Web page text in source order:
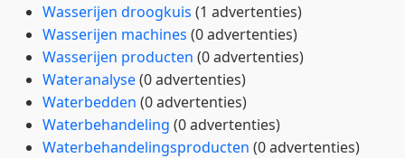
Wasserijen droogkuis (1 advertenties)
Wasserijen machines (0 advertenties)
Wasserijen producten (0 advertenties)
Wateranalyse(0 advertenties)
Waterbedden (0 advertenties)
Waterbehandeling (0 advertenties)
Waterbehandelingsproducten (0 advertenties)